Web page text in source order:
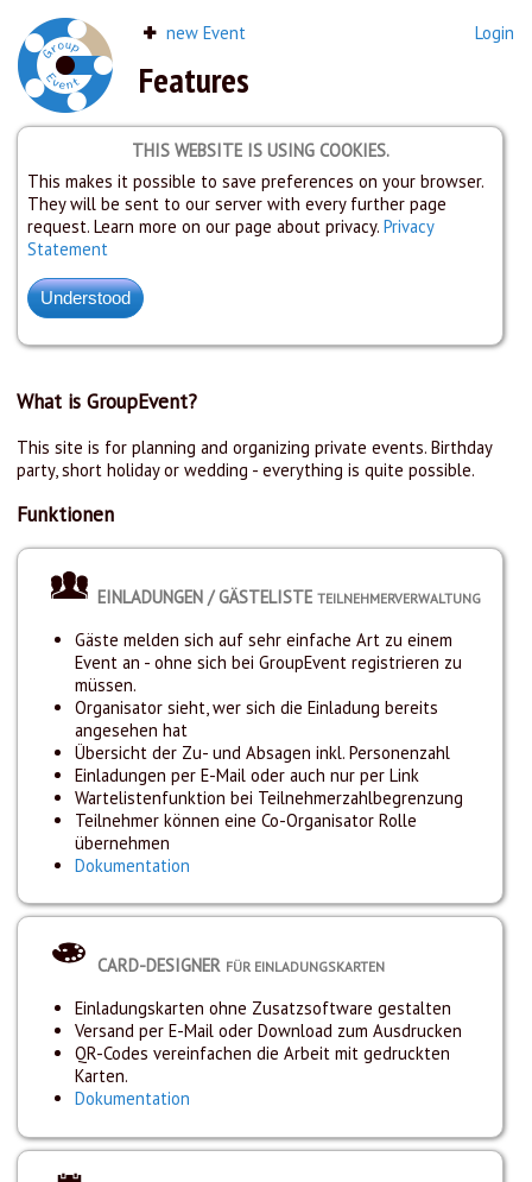
new Event Login
Features
THIS WEBSITE IS USING COOKIES.
This makes it possible to save preferences on your browser.
They will be sent to our server with every further page
request. Learn more on our page about privacy. Privacy
Statement
What is GroupEvent?
This site is for planning and organizing private events. Birthday
party, short holiday or wedding - everything is quite possible.
Funktionen
EINLADUNGEN / GÄSTELISTE TEILNEHMERVERWALTUNG
Gäste melden sich auf sehr einfache Art zu einem
Event an - ohne sich bei GroupEvent registrieren zu
müssen.
Organisator sieht, wer sich die Einladung bereits
angesehen hat
Übersicht der Zu- und Absagen inkl. Personenzahl
Einladungen per E-Mail oder auch nur per Link
Wartelistenfunktion bei Teilnehmerzahlbegrenzung
Teilnehmer können eine Co-Organisator Rolle
übernehmen
Dokumentation
CARD-DESIGNER FÜR EINLADUNGSKARTEN
Einladungskarten ohne Zusatzsoftware gestalten
Versand per E-Mail oder Download zum Ausdrucken
QR-Codes vereinfachen die Arbeit mit gedruckten
Karten.
Dokumentation